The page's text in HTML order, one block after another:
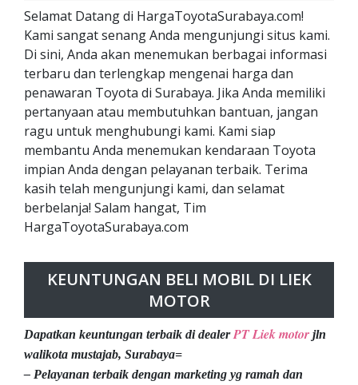
Selamat Datang di HargaToyotaSurabaya.com!
Kami sangat senang Anda mengunjungi situs kami.
Di sini, Anda akan menemukan berbagai informasi
terbaru dan terlengkap mengenai harga dan
penawaran Toyota di Surabaya. Jika Anda memiliki
pertanyaan atau membutuhkan bantuan, jangan
ragu untuk menghubungi kami. Kami siap
membantu Anda menemukan kendaraan Toyota
impian Anda dengan pelayanan terbaik. Terima
kasih telah mengunjungi kami, dan selamat
berbelanja! Salam hangat, Tim
HargaToyotaSurabaya.com
KEUNTUNGAN BELI MOBIL DI LIEK
MOTOR
Dapatkan keuntungan terbaik di dealerPT Liek motor jln
walikota mustajab, Surabaya=
– Pelayanan terbaik dengan marketing yg ramah dan